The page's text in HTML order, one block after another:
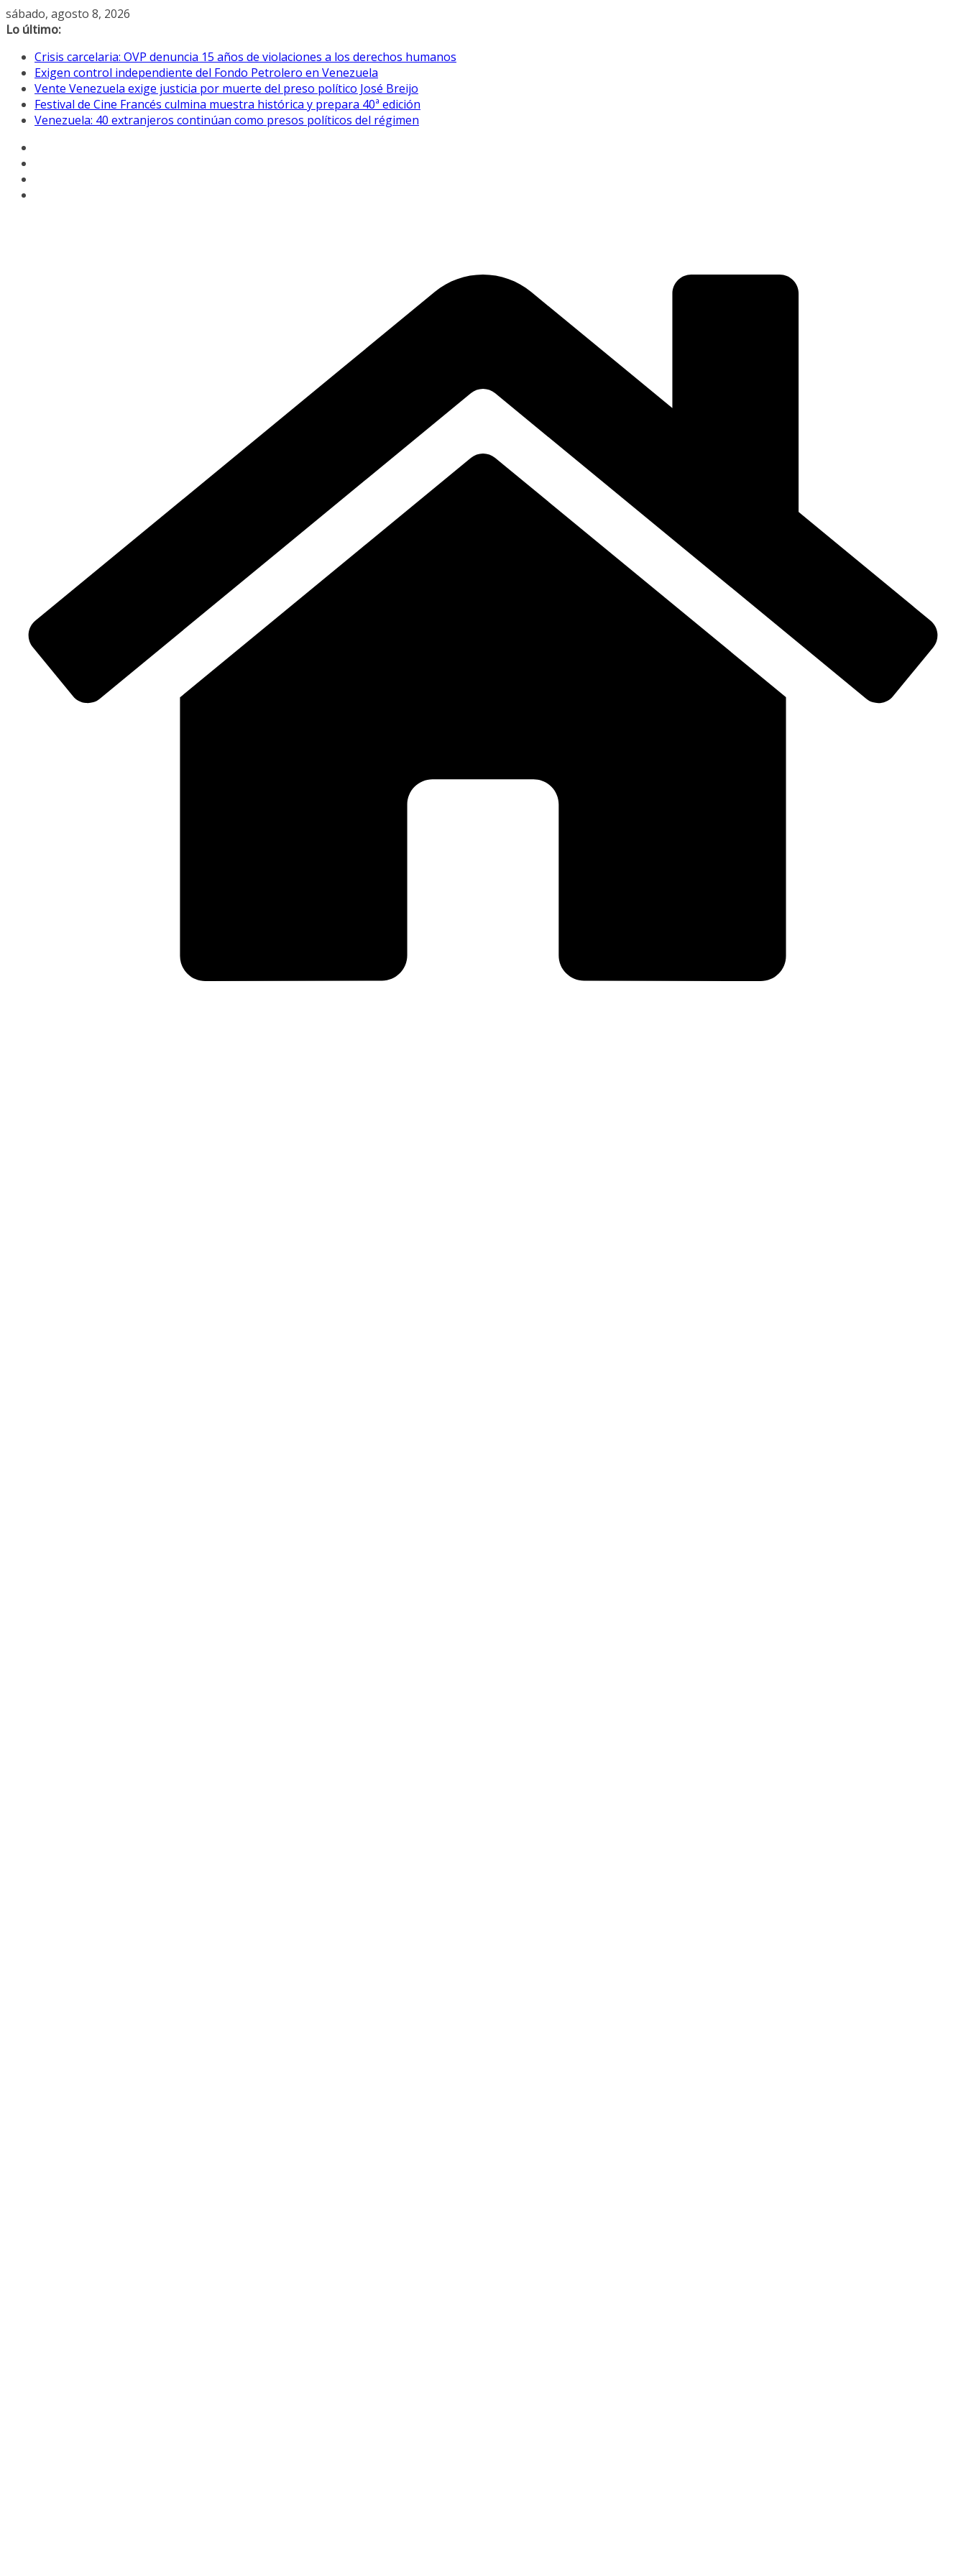
Saltar
al
sábado, agosto 8, 2026
Lo último:
Crisis carcelaria: OVP denuncia 15 años de violaciones a los derechos humanos
Exigen control independiente del Fondo Petrolero en Venezuela
Vente Venezuela exige justicia por muerte del preso político José Breijo
Festival de Cine Francés culmina muestra histórica y prepara 40ª edición
Venezuela: 40 extranjeros continúan como presos políticos del régimen